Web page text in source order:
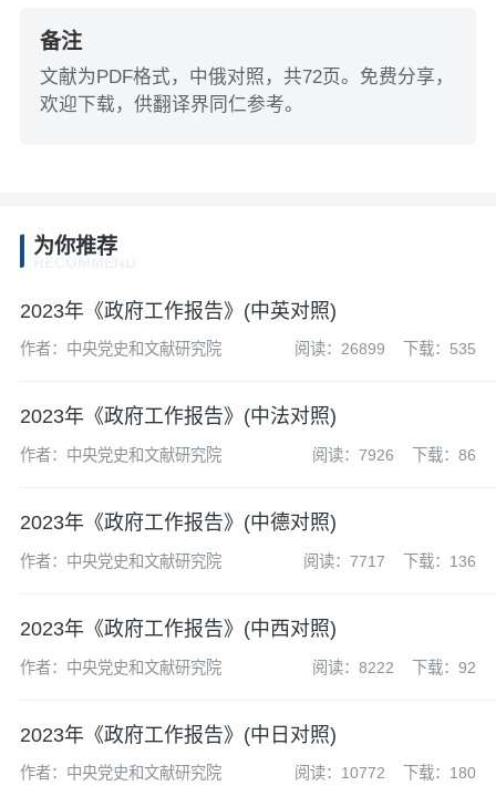
备注
文献为PDF格式，中俄对照，共72页。免费分享，
欢迎下载，供翻译界同仁参考。
为你推荐
2023年《政府工作报告》(中英对照)
作者：中央党史和文献研究院 阅读：26899 下载：535
2023年《政府工作报告》(中法对照)
作者：中央党史和文献研究院 阅读：7926 下载：86
2023年《政府工作报告》(中德对照)
作者：中央党史和文献研究院 阅读：7717 下载：136
2023年《政府工作报告》(中西对照)
作者：中央党史和文献研究院 阅读：8222 下载：92
2023年《政府工作报告》(中日对照)
作者：中央党史和文献研究院 阅读：10772 下载：180